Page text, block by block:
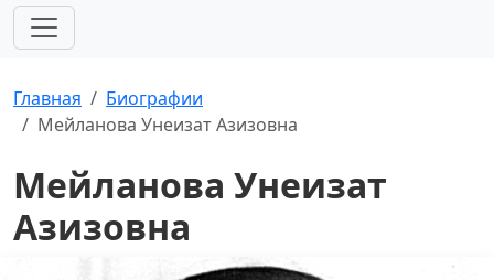
Главная
Биографии
Мейланова Унеизат Азизовна
Мейланова Унеизат
Азизовна